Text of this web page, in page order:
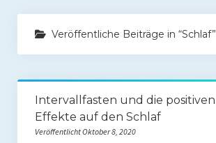
Gehirn
Freeletics
Podcast
English
Paleo Start
Paleo Grundlagen 2.0
Einkaufsliste
Paleo-Einkaufsliste.de
Veröffentliche Beiträge in “Schlaf”
Intervallfasten und die positiven
Effekte auf den Schlaf
Veröffentlicht Oktober 8, 2020